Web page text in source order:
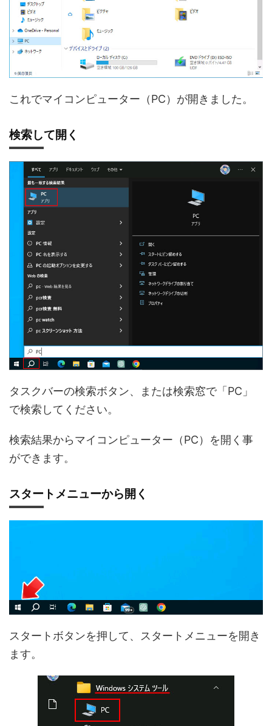
これでマイコンピューター（PC）が開きました。
検索して開く
タスクバーの検索ボタン、または検索窓で「PC」
で検索してください。
検索結果からマイコンピューター（PC）を開く事
ができます。
スタートメニューから開く
スタートボタンを押して、スタートメニューを開き
ます。